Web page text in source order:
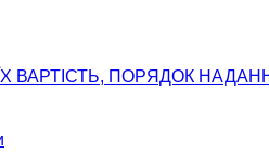
ВАРТІСТЬ, ПОРЯДОК